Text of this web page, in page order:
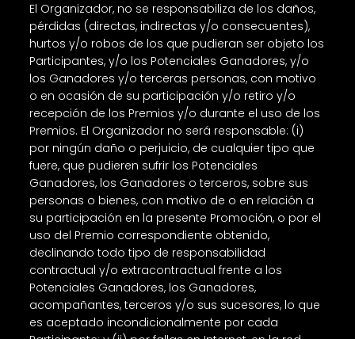
El Organizador, no se responsabiliza de los daños,
pérdidas (directas, indirectas y/o consecuentes),
hurtos y/o robos de los que pudieran ser objeto los
Participantes, y/o los Potenciales Ganadores, y/o
los Ganadores y/o terceras personas, con motivo
o en ocasión de su participación y/o retiro y/o
recepción de los Premios y/o durante el uso de los
Premios. El Organizador no será responsable: (i)
por ningún daño o perjuicio, de cualquier tipo que
fuere, que pudieren sufrir los Potenciales
Ganadores, los Ganadores o terceros, sobre sus
personas o bienes, con motivo de o en relación a
su participación en la presente Promoción, o por el
uso del Premio correspondiente obtenido,
declinando todo tipo de responsabilidad
contractual y/o extracontractual frente a los
Potenciales Ganadores, los Ganadores,
acompañantes, terceros y/o sus sucesores, lo que
es aceptado incondicionalmente por cada